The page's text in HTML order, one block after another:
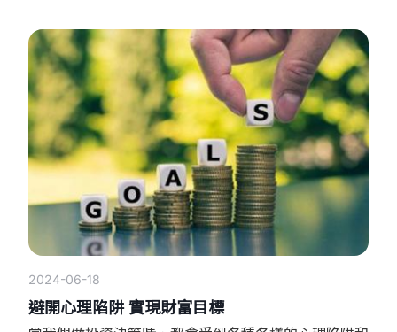
不同類型交易者的持倉情況通過分析商業交易者（如金
礦公司）和非
2024-06-18
避開心理陷阱 實現財富目標